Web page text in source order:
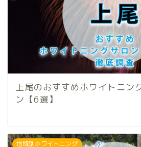
上尾のおすすめホワイトニン
ン【6選】
地域別ホワイトニング